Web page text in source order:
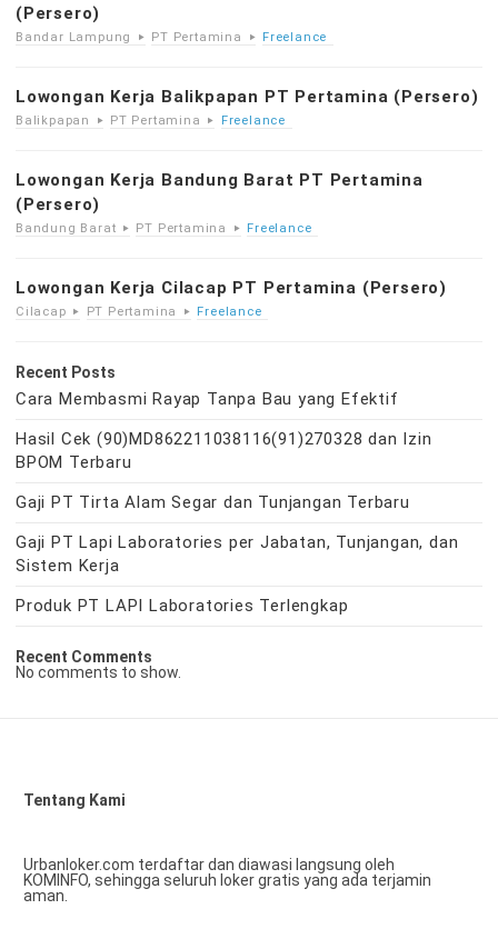
(Persero)
Bandar Lampung PT Pertamina Freelance
Lowongan Kerja Balikpapan PT Pertamina (Persero)
Balikpapan PT Pertamina Freelance
Lowongan Kerja Bandung Barat PT Pertamina
(Persero)
Bandung Barat PT Pertamina Freelance
Lowongan Kerja Cilacap PT Pertamina (Persero)
Cilacap PT Pertamina Freelance
Recent Posts
Cara Membasmi Rayap Tanpa Bau yang Efektif
Hasil Cek (90)MD862211038116(91)270328 dan Izin
BPOM Terbaru
Gaji PT Tirta Alam Segar dan Tunjangan Terbaru
Gaji PT Lapi Laboratories per Jabatan, Tunjangan, dan
Sistem Kerja
Produk PT LAPI Laboratories Terlengkap
Recent Comments
No comments to show.
Tentang Kami
Urbanloker.com terdaftar dan diawasi langsung oleh
KOMINFO, sehingga seluruh loker gratis yang ada terjamin
aman.